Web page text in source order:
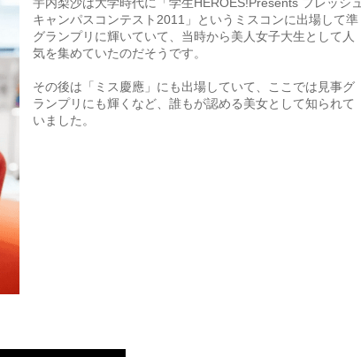
キャンパスコンテスト2011」というミスコンに出場して準
グランプリに輝いていて、当時から美人女子大生として人
気を集めていたのだそうです。
その後は「ミス慶應」にも出場していて、ここでは見事グ
ランプリにも輝くなど、誰もが認める美女として知られて
いました。